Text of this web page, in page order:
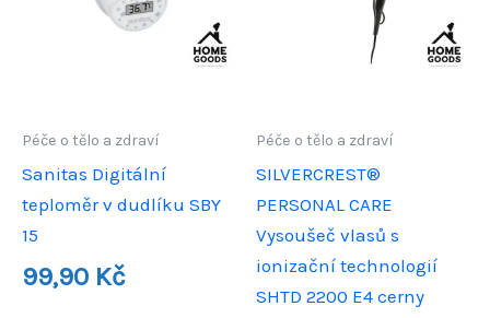
Péče o tělo a zdraví
Sanitas Digitální
teploměr v dudlíku SBY
15
99,90 Kč
Péče o tělo a zdraví
SILVERCREST®
PERSONAL CARE
Vysoušeč vlasů s
ionizační technologií
SHTD 2200 E4 cerny